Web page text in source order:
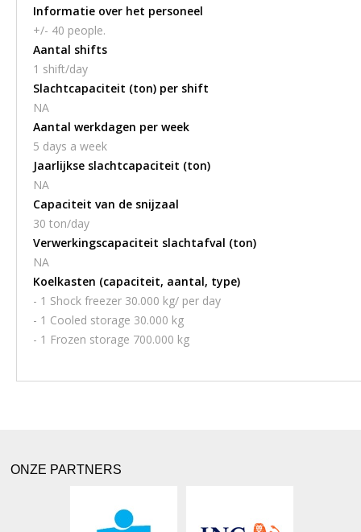
Informatie over het personeel
+/- 40 people.
Aantal shifts
1 shift/day
Slachtcapaciteit (ton) per shift
NA
Aantal werkdagen per week
5 days a week
Jaarlijkse slachtcapaciteit (ton)
NA
Capaciteit van de snijzaal
30 ton/day
Verwerkingscapaciteit slachtafval (ton)
NA
Koelkasten (capaciteit, aantal, type)
- 1 Shock freezer 30.000 kg/ per day
- 1 Cooled storage 30.000 kg
- 1 Frozen storage 700.000 kg
ONZE PARTNERS